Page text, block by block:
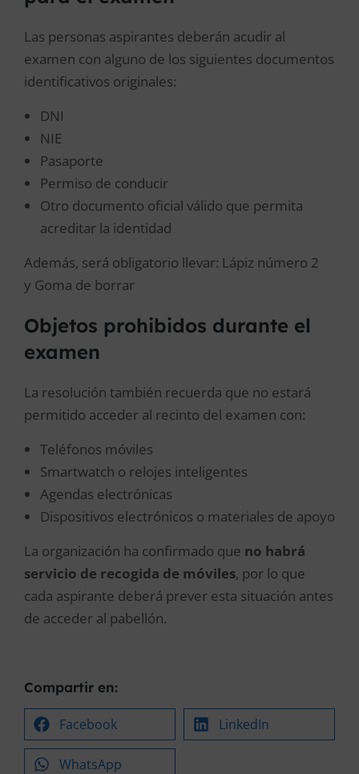
Las personas aspirantes deberán acudir al
examen con alguno de los siguientes documentos
identificativos originales:
DNI
NIE
Pasaporte
Permiso de conducir
Otro documento oficial válido que permita
acreditar la identidad
Además, será obligatorio llevar: Lápiz número 2
y Goma de borrar
Objetos prohibidos durante el
examen
La resolución también recuerda que no estará
permitido acceder al recinto del examen con:
Teléfonos móviles
Smartwatch o relojes inteligentes
Agendas electrónicas
Dispositivos electrónicos o materiales de apoyo
La organización ha confirmado que no habrá
servicio de recogida de móviles, por lo que
cada aspirante deberá prever esta situación antes
de acceder al pabellón.
Compartir en:
Facebook LinkedIn
WhatsApp